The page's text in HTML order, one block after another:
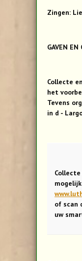
Zingen:
GAVEN EN
Collecte
het
Tevens
in d -
of scan
uw